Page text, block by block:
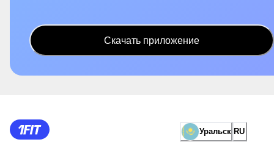
Скачать приложение
Уральск RU